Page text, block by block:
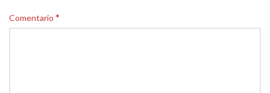
Comentario *